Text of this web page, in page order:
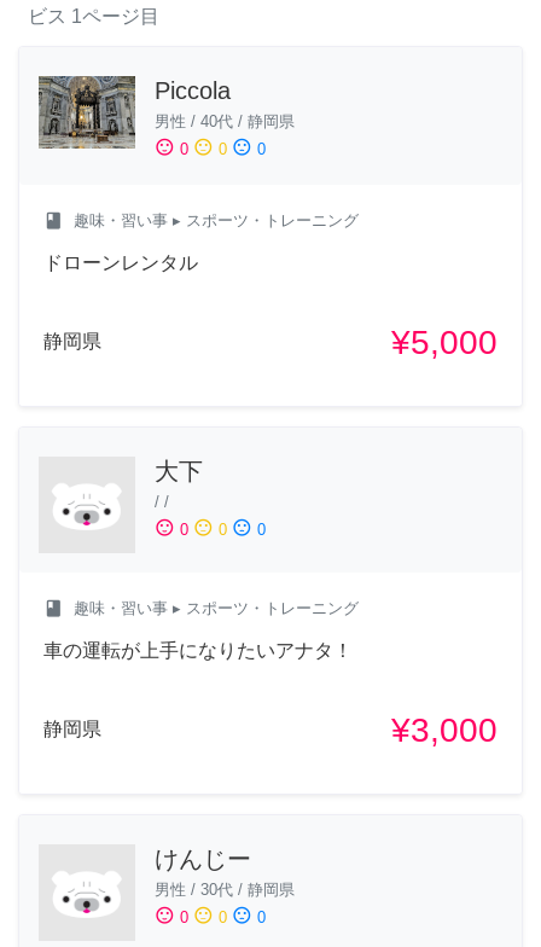
ビス 1ページ目
Piccola
男性 / 40代 / 静岡県
sentiment_satisfied 0 sentiment_neutral 0 sentiment_dissatisfied 0
class 趣味・習い事 ▸ スポーツ・トレーニング
ドローンレンタル
静岡県 ¥5,000
大下
/ /
sentiment_satisfied 0 sentiment_neutral 0 sentiment_dissatisfied 0
class 趣味・習い事 ▸ スポーツ・トレーニング
車の運転が上手になりたいアナタ！
静岡県 ¥3,000
けんじー
男性 / 30代 / 静岡県
sentiment_satisfied 0 sentiment_neutral 0 sentiment_dissatisfied 0